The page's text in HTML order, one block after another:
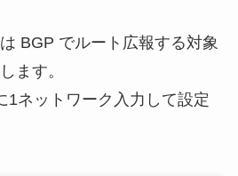
BGP でルート広報する対象
ます。
1ネットワーク入力して設定